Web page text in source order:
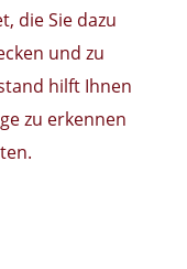
die Sie dazu
und zu
hilft Ihnen
zu erkennen